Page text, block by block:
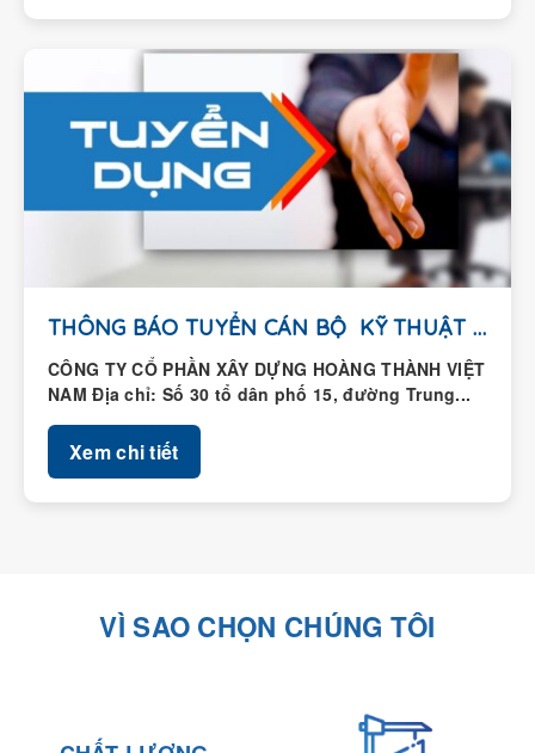
THÔNG BÁO TUYỂN CÁN BỘ KỸ THUẬT HIỆN...
CÔNG TY CỔ PHẦN XÂY DỰNG HOÀNG THÀNH VIỆT
NAM Địa chỉ: Số 30 tổ dân phố 15, đường Trung...
Xem chi tiết